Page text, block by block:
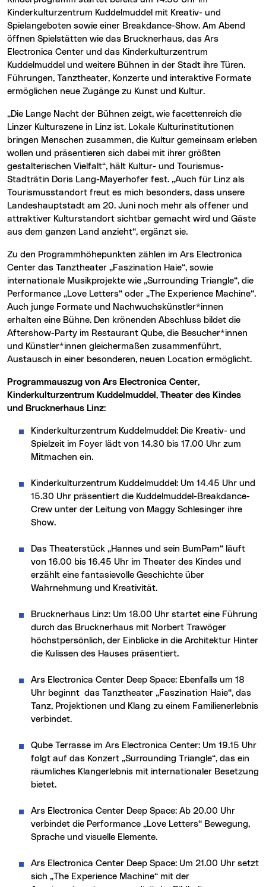
Kinderkulturzentrum Kuddelmuddel mit Kreativ- und
Spielangeboten sowie einer Breakdance-Show. Am Abend
öffnen Spielstätten wie das Brucknerhaus, das Ars
Electronica Center und das Kinderkulturzentrum
Kuddelmuddel und weitere Bühnen in der Stadt ihre Türen.
Führungen, Tanztheater, Konzerte und interaktive Formate
ermöglichen neue Zugänge zu Kunst und Kultur.
„Die Lange Nacht der Bühnen zeigt, wie facettenreich die
Linzer Kulturszene in Linz ist. Lokale Kulturinstitutionen
bringen Menschen zusammen, die Kultur gemeinsam erleben
wollen und präsentieren sich dabei mit ihrer größten
gestalterischen Vielfalt“, hält Kultur- und Tourismus-
Stadträtin Doris Lang-Mayerhofer fest. „Auch für Linz als
Tourismusstandort freut es mich besonders, dass unsere
Landeshauptstadt am 20. Juni noch mehr als offener und
attraktiver Kulturstandort sichtbar gemacht wird und Gäste
aus dem ganzen Land anzieht“, ergänzt sie.
Zu den Programmhöhepunkten zählen im Ars Electronica
Center das Tanztheater „Faszination Haie“, sowie
internationale Musikprojekte wie „Surrounding Triangle“, die
Performance „Love Letters“ oder „The Experience Machine“.
Auch junge Formate und Nachwuchskünstler*innen
erhalten eine Bühne. Den krönenden Abschluss bildet die
Aftershow-Party im Restaurant Qube, die Besucher*innen
und Künstler*innen gleichermaßen zusammenführt,
Austausch in einer besonderen, neuen Location ermöglicht.
Programmauszug von Ars Electronica Center,
Kinderkulturzentrum Kuddelmuddel, Theater des Kindes
und Brucknerhaus Linz:
Kinderkulturzentrum Kuddelmuddel: Die Kreativ- und
Spielzeit im Foyer lädt von 14.30 bis 17.00 Uhr zum
Mitmachen ein.
Kinderkulturzentrum Kuddelmuddel: Um 14.45 Uhr und
15.30 Uhr präsentiert die Kuddelmuddel-Breakdance-
Crew unter der Leitung von Maggy Schlesinger ihre
Show.
Das Theaterstück „Hannes und sein BumPam“ läuft
von 16.00 bis 16.45 Uhr im Theater des Kindes und
erzählt eine fantasievolle Geschichte über
Wahrnehmung und Kreativität.
Brucknerhaus Linz: Um 18.00 Uhr startet eine Führung
durch das Brucknerhaus mit Norbert Trawöger
höchstpersönlich, der Einblicke in die Architektur Hinter
die Kulissen des Hauses präsentiert.
Ars Electronica Center Deep Space: Ebenfalls um 18
Uhr beginnt das Tanztheater „Faszination Haie“, das
Tanz, Projektionen und Klang zu einem Familienerlebnis
verbindet.
Qube Terrasse im Ars Electronica Center: Um 19.15 Uhr
folgt auf das Konzert „Surrounding Triangle“, das ein
räumliches Klangerlebnis mit internationaler Besetzung
bietet.
Ars Electronica Center Deep Space: Ab 20.00 Uhr
verbindet die Performance „Love Letters“ Bewegung,
Sprache und visuelle Elemente.
Ars Electronica Center Deep Space: Um 21.00 Uhr setzt
sich „The Experience Machine“ mit der